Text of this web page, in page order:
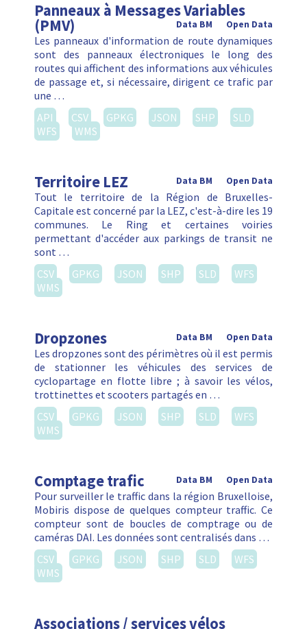
Panneaux à Messages Variables
(PMV) Open Data
Data BM
Les panneaux d'information de route dynamiques
sont des panneaux électroniques le long des
routes qui affichent des informations aux véhicules
de passage et, si nécessaire, dirigent ce trafic par
une …
API
CSV GPKG JSON SHP
SLD
WFS
WMS
Territoire LEZ Open Data
Data BM
Tout le territoire de la Région de Bruxelles-
Capitale est concerné par la LEZ, c'est-à-dire les 19
communes. Le Ring et certaines voiries
permettant d'accéder aux parkings de transit ne
sont …
CSV
GPKG JSON SHP SLD
WFS
WMS
Dropzones Open Data
Data BM
Les dropzones sont des périmètres où il est permis
de stationner les véhicules des services de
cyclopartage en flotte libre ; à savoir les vélos,
trottinettes et scooters partagés en …
CSV
GPKG JSON SHP SLD
WFS
WMS
Comptage trafic Open Data
Data BM
Pour surveiller le traffic dans la région Bruxelloise,
Mobiris dispose de quelques compteur traffic. Ce
compteur sont de boucles de comptrage ou de
caméras DAI. Les données sont centralisés dans …
CSV
GPKG JSON SHP SLD
WFS
WMS
Associations / services vélos